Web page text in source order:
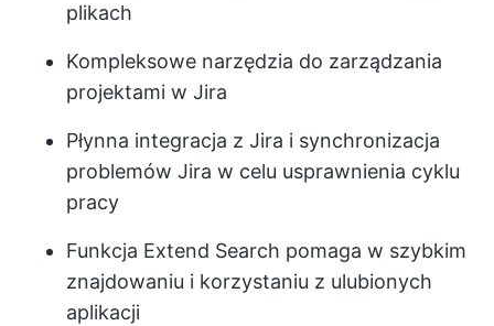
plikach
Kompleksowe narzędzia do zarządzania
projektami w Jira
Płynna integracja z Jira i synchronizacja
problemów Jira w celu usprawnienia cyklu
pracy
Funkcja Extend Search pomaga w szybkim
znajdowaniu i korzystaniu z ulubionych
aplikacji